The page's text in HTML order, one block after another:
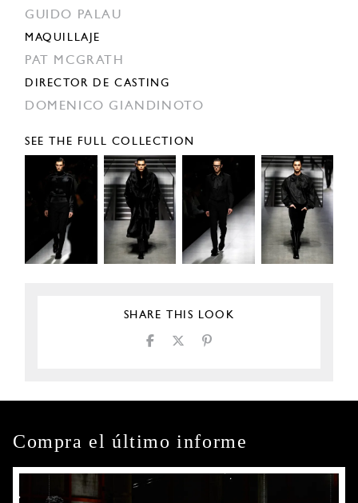
GUIDO PALAU
MAQUILLAJE
PAT MCGRATH
DIRECTOR DE CASTING
DOMENICO GIANDINOTO
SEE THE FULL COLLECTION
SHARE THIS LOOK
Compra el último informe